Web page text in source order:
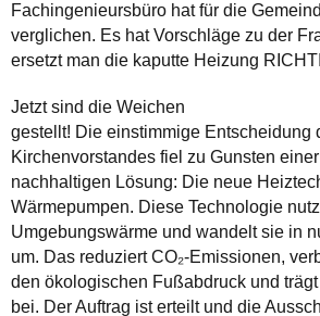
Fachingenieursbüro hat für die
verglichen. Es hat Vorschläge zu der
ersetzt man die kaputte Heizung
Jetzt sind die Weichen
gestellt! Die einstimmige Entscheidung
Kirchenvorstandes fiel zu Gunsten einer
nachhaltigen Lösung: Die neue
Wärmepumpen. Diese Technologie
Umgebungswärme und wandelt sie in
um. Das reduziert CO₂-Emissionen,
den ökologischen Fußabdruck und
bei. Der Auftrag ist erteilt und die